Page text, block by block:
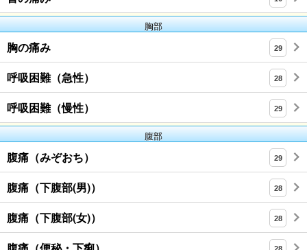
胸部
胸の痛み 29
呼吸困難（急性） 28
呼吸困難（慢性） 29
腹部
腹痛（みぞおち） 29
腹痛（下腹部(男)） 28
腹痛（下腹部(女)） 28
28